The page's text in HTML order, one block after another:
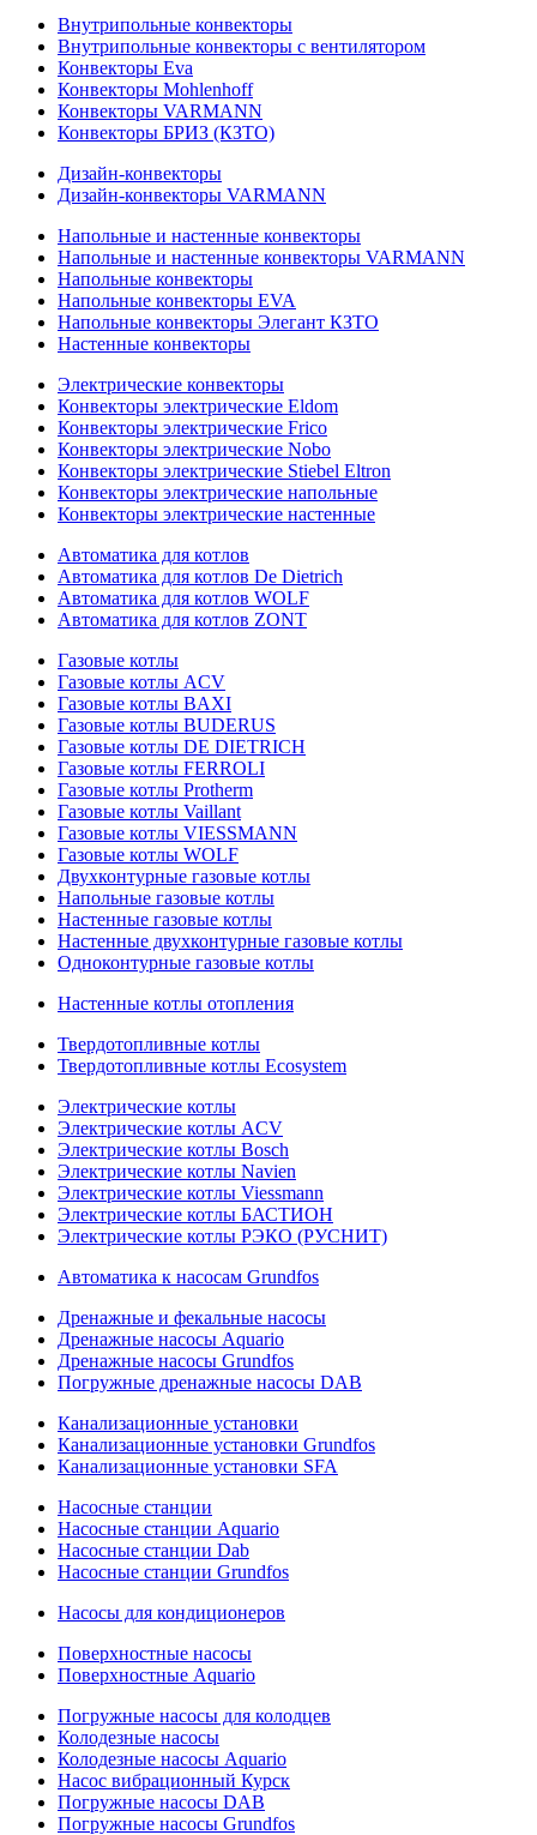
Внутрипольные конвекторы
Внутрипольные конвекторы с вентилятором
Конвекторы Eva
Конвекторы Mohlenhoff
Конвекторы VARMANN
Конвекторы БРИЗ (КЗТО)
Дизайн-конвекторы
Дизайн-конвекторы VARMANN
Напольные и настенные конвекторы
Напольные и настенные конвекторы VARMANN
Напольные конвекторы
Напольные конвекторы EVA
Напольные конвекторы Элегант КЗТО
Настенные конвекторы
Электрические конвекторы
Конвекторы электрические Eldom
Конвекторы электрические Frico
Конвекторы электрические Nobo
Конвекторы электрические Stiebel Eltron
Конвекторы электрические напольные
Конвекторы электрические настенные
Автоматика для котлов
Автоматика для котлов De Dietrich
Автоматика для котлов WOLF
Автоматика для котлов ZONT
Газовые котлы
Газовые котлы ACV
Газовые котлы BAXI
Газовые котлы BUDERUS
Газовые котлы DE DIETRICH
Газовые котлы FERROLI
Газовые котлы Protherm
Газовые котлы Vaillant
Газовые котлы VIESSMANN
Газовые котлы WOLF
Двухконтурные газовые котлы
Напольные газовые котлы
Настенные газовые котлы
Настенные двухконтурные газовые котлы
Одноконтурные газовые котлы
Настенные котлы отопления
Твердотопливные котлы
Твердотопливные котлы Ecosystem
Электрические котлы
Электрические котлы ACV
Электрические котлы Bosch
Электрические котлы Navien
Электрические котлы Viessmann
Электрические котлы БАСТИОН
Электрические котлы РЭКО (РУСНИТ)
Автоматика к насосам Grundfos
Дренажные и фекальные насосы
Дренажные насосы Aquario
Дренажные насосы Grundfos
Погружные дренажные насосы DAB
Канализационные установки
Канализационные установки Grundfos
Канализационные установки SFA
Насосные станции
Насосные станции Aquario
Насосные станции Dab
Насосные станции Grundfos
Насосы для кондиционеров
Поверхностные насосы
Поверхностные Aquario
Погружные насосы для колодцев
Колодезные насосы
Колодезные насосы Aquario
Насос вибрационный Курск
Погружные насосы DAB
Погружные насосы Grundfos